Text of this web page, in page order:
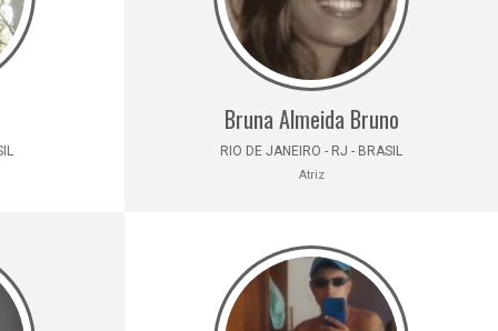
Bruna Almeida Bruno
RIO DE JANEIRO - RJ - BRASIL
Atriz